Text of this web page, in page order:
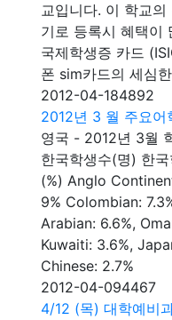
교입니다. 이 학교
기로 등록시 혜택이
국제학생증 카드
폰 sim카드의 세심
2012-04-184892
2012년 3 월 주요어
영국 - 2012년 3월
한국학생수(명) 한
(%) Anglo
9% Colombian:
Arabian: 6.6%,
Kuwaiti: 3.6%,
Chinese:
2012-04-094467
4/12 (목) 대학예비